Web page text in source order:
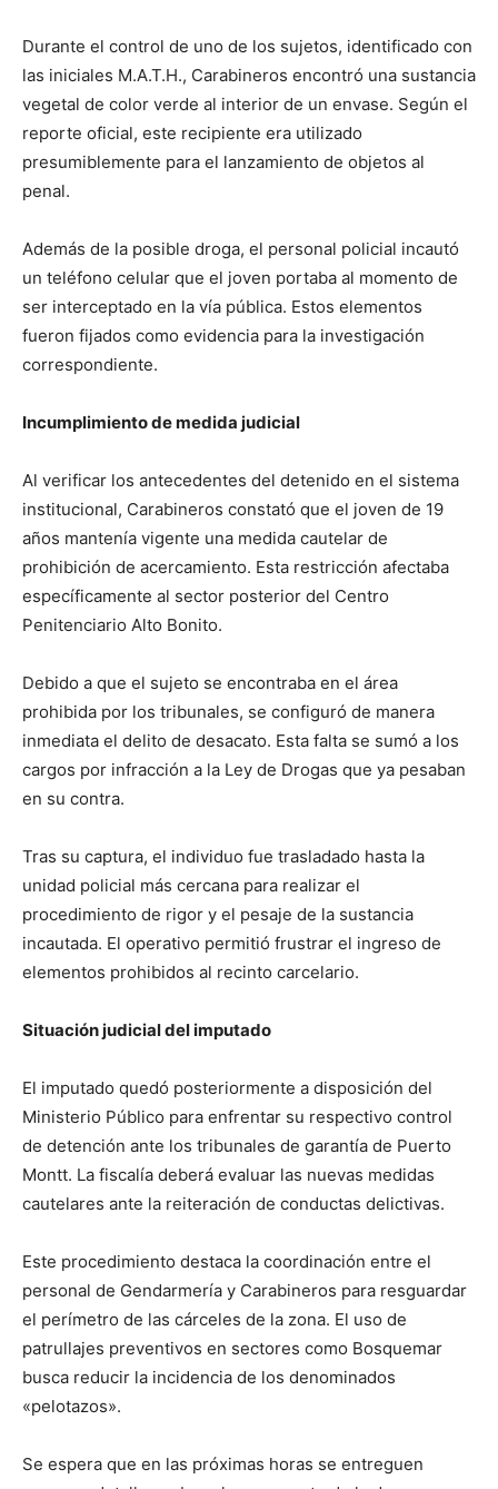
Durante el control de uno de los sujetos, identificado con
las iniciales M.A.T.H., Carabineros encontró una sustancia
vegetal de color verde al interior de un envase. Según el
reporte oficial, este recipiente era utilizado
presumiblemente para el lanzamiento de objetos al
penal.
Además de la posible droga, el personal policial incautó
un teléfono celular que el joven portaba al momento de
ser interceptado en la vía pública. Estos elementos
fueron fijados como evidencia para la investigación
correspondiente.
Incumplimiento de medida judicial
Al verificar los antecedentes del detenido en el sistema
institucional, Carabineros constató que el joven de 19
años mantenía vigente una medida cautelar de
prohibición de acercamiento. Esta restricción afectaba
específicamente al sector posterior del Centro
Penitenciario Alto Bonito.
Debido a que el sujeto se encontraba en el área
prohibida por los tribunales, se configuró de manera
inmediata el delito de desacato. Esta falta se sumó a los
cargos por infracción a la Ley de Drogas que ya pesaban
en su contra.
Tras su captura, el individuo fue trasladado hasta la
unidad policial más cercana para realizar el
procedimiento de rigor y el pesaje de la sustancia
incautada. El operativo permitió frustrar el ingreso de
elementos prohibidos al recinto carcelario.
Situación judicial del imputado
El imputado quedó posteriormente a disposición del
Ministerio Público para enfrentar su respectivo control
de detención ante los tribunales de garantía de Puerto
Montt. La fiscalía deberá evaluar las nuevas medidas
cautelares ante la reiteración de conductas delictivas.
Este procedimiento destaca la coordinación entre el
personal de Gendarmería y Carabineros para resguardar
el perímetro de las cárceles de la zona. El uso de
patrullajes preventivos en sectores como Bosquemar
busca reducir la incidencia de los denominados
«pelotazos».
Se espera que en las próximas horas se entreguen